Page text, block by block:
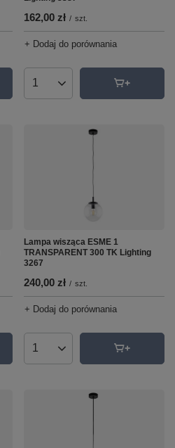
162,00 zł / szt.
+ Dodaj do porównania
Ilość produktów
Lampa wisząca ESME 1
TRANSPARENT 300 TK Lighting
3267
240,00 zł / szt.
+ Dodaj do porównania
Ilość produktów